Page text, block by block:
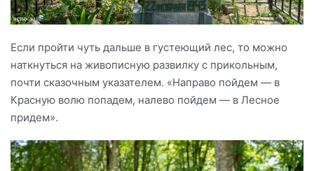
Если пройти чуть дальше в густеющий лес, то можно
наткнуться на живописную развилку с прикольным,
почти сказочным указателем. «Направо пойдем — в
Красную волю попадем, налево пойдем — в Лесное
придем».